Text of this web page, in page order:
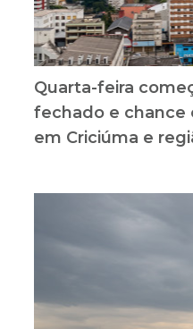
Quarta-feira
fechado e chance
em Criciúma e